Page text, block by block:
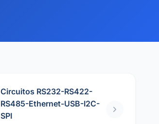
Circuitos RS232-RS422-
RS485-Ethernet-USB-I2C-
SPI